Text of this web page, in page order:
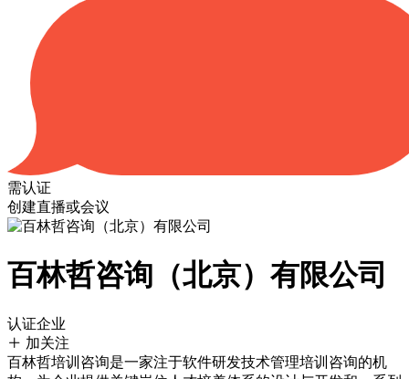
需认证
创建直播或会议
百林哲咨询（北京）有限公司
认证企业
加关注
百林哲培训咨询是一家注于软件研发技术管理培训咨询的机